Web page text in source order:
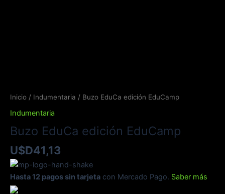
Inicio / Indumentaria / Buzo EduCa edición EduCamp
Indumentaria
Buzo EduCa edición EduCamp
U$D41,13
Hasta 12 pagos sin tarjeta con Mercado Pago. Saber más